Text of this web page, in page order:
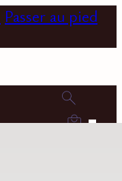
Passer au pied
0